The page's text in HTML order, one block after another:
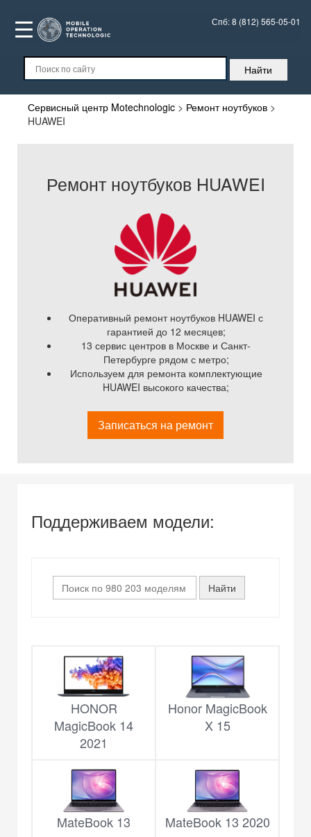
Спб:8 (812) 565-05-01
Сервисный центр Motechnologic > Ремонт ноутбуков >
HUAWEI
Ремонт ноутбуков HUAWEI
Оперативный ремонт ноутбуков HUAWEI с
гарантией до 12 месяцев;
13 сервис центров в Москве и Санкт-
Петербурге рядом с метро;
Используем для ремонта комплектующие
HUAWEI высокого качества;
Записаться на ремонт
Поддерживаем модели:
HONOR
MagicBook 14
2021
Honor MagicBook
X 15
MateBook 13 MateBook 13 2020